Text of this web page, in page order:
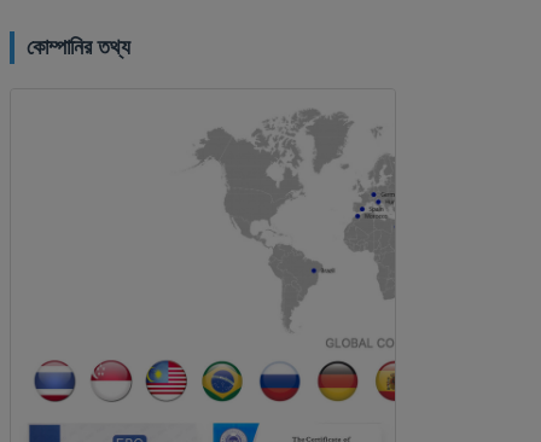
কোম্পানির তথ্য